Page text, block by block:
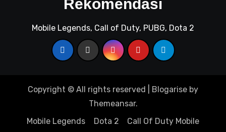
Rekomendasi
Mobile Legends, Call of Duty, PUBG, Dota 2
Copyright © All rights reserved Blogarise by
Themeansar.
Mobile Legends
Dota 2 Call Of Duty Mobile